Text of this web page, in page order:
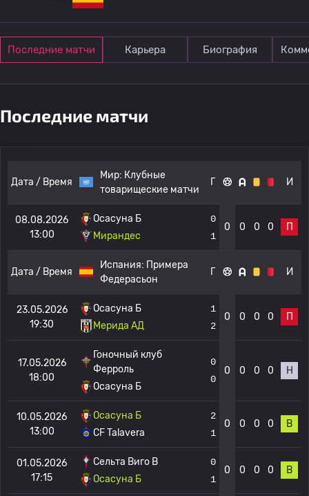
Последние матчи Карьера Биография
Последние матчи
Дата / Время
Мир: Клубные
товарищеские матчи
Г И
08.08.2026
13:00
Осасуна Б
Мирандес
0
1
0 0 0 0 П
Дата / Время
Испания: Примера
Федерасьон
Г И
23.05.2026
19:30
Осасуна Б
Мерида АД
1
2
0 0 0 0 П
17.05.2026
18:00
Гоночный клуб
Ферроль
Осасуна Б
0
0
0 0 0 0 Н
10.05.2026
13:00
Осасуна Б
CF Talavera
2
1
0 0 0 0 В
01.05.2026
17:15
Сельта Виго B
Осасуна Б
0
1
0 0 0 0 В